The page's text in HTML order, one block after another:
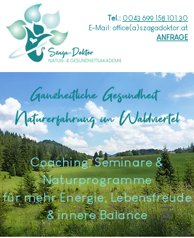
Tel.: 0043 699 158 101 30
E-Mail: office(a)szagadoktor.at
ANFRAGE
Ganzheitliche Gesundheit
Naturerfahrung im Waldviertel
​Coaching, Seminare &
Naturprogramme
für mehr Energie, Lebensfreude
& innere Balance